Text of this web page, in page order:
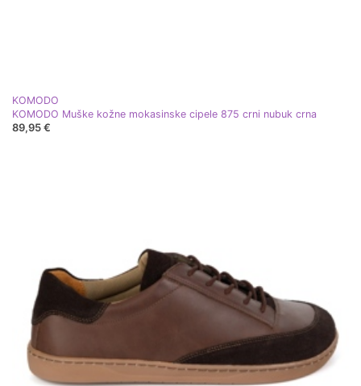
KOMODO
KOMODO Muške kožne mokasinske cipele 875 crni nubuk crna
89,95 €